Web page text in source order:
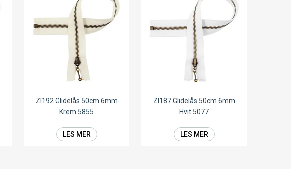
ZI192 Glidelås 50cm 6mm
Krem 5855
LES MER
ZI187 Glidelås 50cm 6mm
Hvit 5077
LES MER